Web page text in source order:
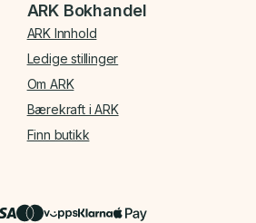
ARK Bokhandel
ARK Innhold
Ledige stillinger
Om ARK
Bærekraft i ARK
Finn butikk